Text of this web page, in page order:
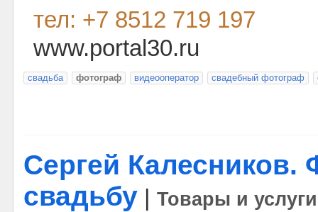
тел: +7 8512 719 197
www.portal30.ru
свадьба фотограф видеооператор свадебный фотограф
Сергей Калесников.
свадьбу
Товары и услуги